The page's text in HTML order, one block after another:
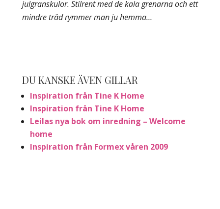
julgranskulor. Stilrent med de kala grenarna och ett
mindre träd rymmer man ju hemma…
DU KANSKE ÄVEN GILLAR
Inspiration från Tine K Home
Inspiration från Tine K Home
Leilas nya bok om inredning – Welcome
home
Inspiration från Formex våren 2009